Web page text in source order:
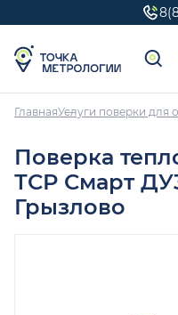
ГлавнаяУслуги поверки для
Поверка
ТСР Смарт
Грызлово